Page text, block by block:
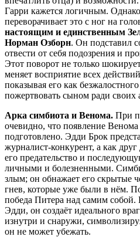
Гарри кажется логичным.
переворачивает это с ног на
настоящим и единственным
Норман Озборн. Он подставил
отвести от себя подозрения и
Этот поворот не только
меняет восприятие всех
показывая его как
пожертвовать сыном ради своих
Арка симбиота и Венома. При
очевидно, что появление
подготовлено. Эдди Брок
журналист-конкурент, а как друг
его предательство и
личными и болезненными.
злым; он обнажает его скрытые
гнев, которые уже были в нём.
победа Питера над самим собой.
Эдди, он создаёт идеального
изнутри и снаружи,
он не может убежать.